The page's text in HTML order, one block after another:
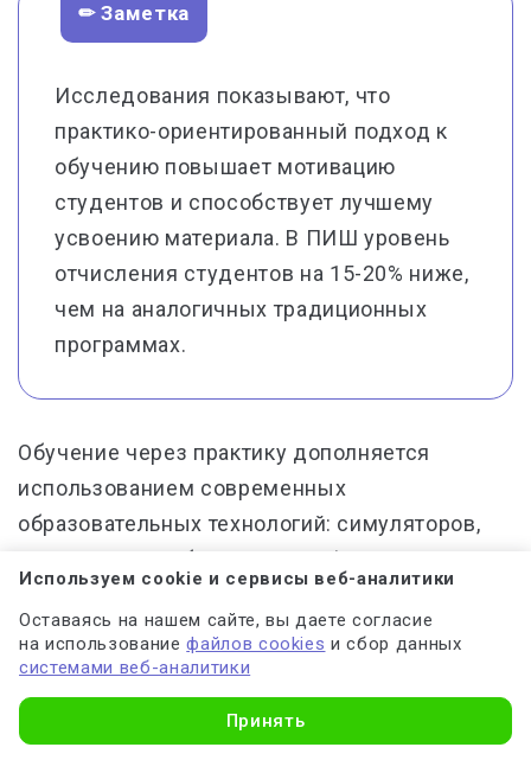
✏ Заметка
Исследования показывают, что
практико-ориентированный подход к
обучению повышает мотивацию
студентов и способствует лучшему
усвоению материала. В ПИШ уровень
отчисления студентов на 15-20% ниже,
чем на аналогичных традиционных
программах.
Обучение через практику дополняется
использованием современных
образовательных технологий: симуляторов,
виртуальных лабораторий, цифровых
двойников оборудования. Это позволяет
освоить работу со сложными системами
безопасно и эффективно.
Как строится
Используем cookie и сервисы веб-аналитики
Оставаясь на нашем сайте, вы даете согласие
на использованиефайлов cookies и сбор данных
системами веб-аналитики
Принять